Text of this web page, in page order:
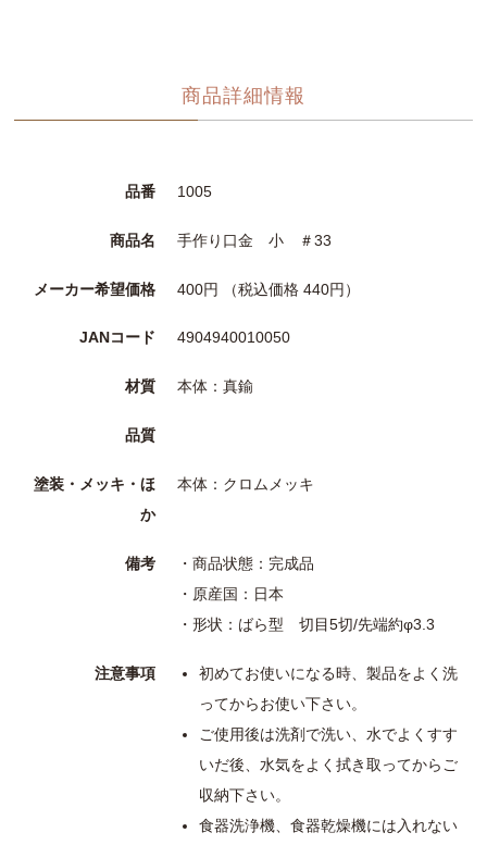
商品詳細情報
品番 1005
商品名 手作り口金 小 ＃33
メーカー希望価格 400円 （税込価格 440円）
JANコード 4904940010050
材質 本体：真鍮
品質
塗装・メッキ・ほ
か
本体：クロムメッキ
備考
・商品状態：完成品
・原産国：日本
・形状：ばら型 切目5切/先端約φ3.3
注意事項
初めてお使いになる時、製品をよく洗
ってからお使い下さい。
ご使用後は洗剤で洗い、水でよくすす
いだ後、水気をよく拭き取ってからご
収納下さい。
食器洗浄機、食器乾燥機には入れない